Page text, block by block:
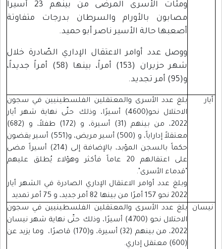
ومئات الأسرى المرضى من بينهم 23 أسيراً
مصابون بالأورام والسرطان بدرجات متفاوتة
أصعبها حالة الأسير ناصر أبو حميد.
ووصل عدد أوامر الاعتقال الإداري الصّادرة خلال
شهر حزيران (153) أمراً، بينها (58) أمراً جديداً،
و(95) أمر تجديد.
أيار
بلغ عدد الأسرى والمعتقلين الفلسطينيين في سجون
الاحتلال نحو(4600) أسيرًا، وذلك حتّى نهاية شهر أيار
2022، من بينهم (31) أسيرة، و (172) طفلاً، و (682)
معتقلاً إداراياً، و (500) أسير مريض، و(551) أسير يقضون
حكماً بالسجن المؤبد، بالإضافة إلى (214) أسيراً مضى
على اعتقالهم 20 عاماً فأكثر وهؤلاء يُطلق عليهم
"قدماء الأسرى".
وبلغ عدد أوامر الاعتقال الإداري الصادرة في الشهر أيار
2022 نحو 157 أمرًا من بينها 82 أمر جديد، و 75 أمر تمديد
نيسان
بلغ عدد الأسرى والمعتقلين الفلسطينيين في سجون
الاحتلال نحو (4700) أسيرًا، وذلك حتّى نهاية شهر نيسان
2022، من بينهم (32) أسيرة، و(170) قاصرًا، وما يزيد عن
(600) معتقل إداري.